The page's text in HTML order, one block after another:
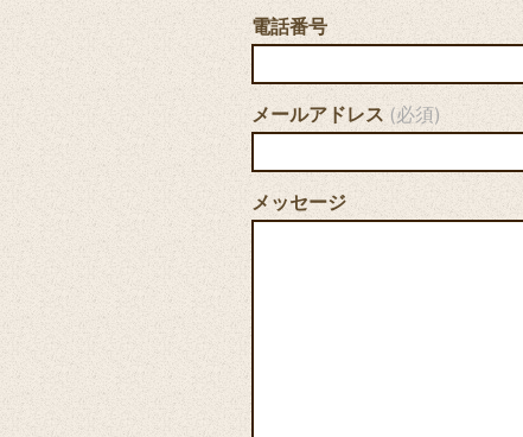
電話番号
メールアドレス (必須)
メッセージ